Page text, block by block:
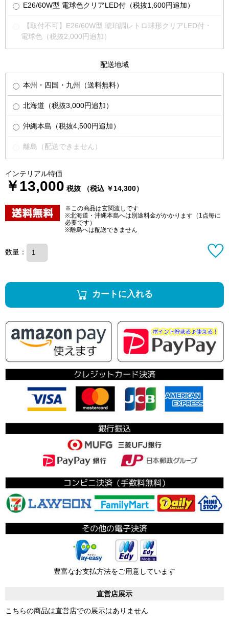
E26/60W型 電球色クリアLED付（税抜1,600円追加）
【取付不可】E26/60W型 琥珀調レトロ球形クリアLED付・
電球色（税抜2,000円追加）
配送地域
本州・四国・九州（送料無料）
北海道（税抜3,000円追加）
沖縄本島（税抜4,500円追加）
離島（配送できません）
インテリアル特価
￥13,000 税抜 （税込 ￥14,300）
※この商品は玄関渡しです
※北海道・沖縄本島へは別途料金がかかります（1点毎に
必要です）
※離島へは配送できません
数量：
カートに入れる
豊富なお支払方法をご用意しています
直営店展示
こちらの商品は直営店での展示はありません